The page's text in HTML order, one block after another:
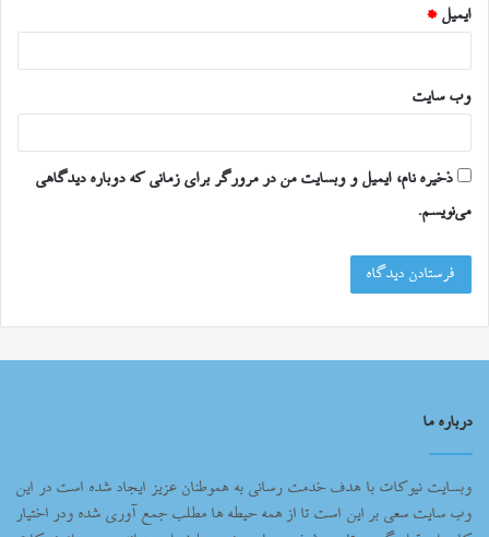
ایمیل *
وب‌ سایت
ذخیره نام، ایمیل و وبسایت من در مرورگر برای زمانی که دوباره دیدگاهی
می‌نویسم.
درباره ما
وبسایت نیوکات با هدف خدمت رسانی به هموطنان عزیز ایجاد شده است در این
وب سایت سعی بر این است تا از همه حیطه ها مطلب جمع آوری شده ودر اختیار